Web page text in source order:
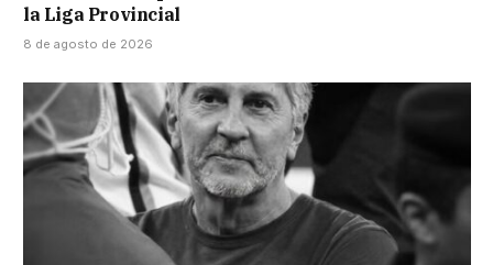
la Liga Provincial
8 de agosto de 2026